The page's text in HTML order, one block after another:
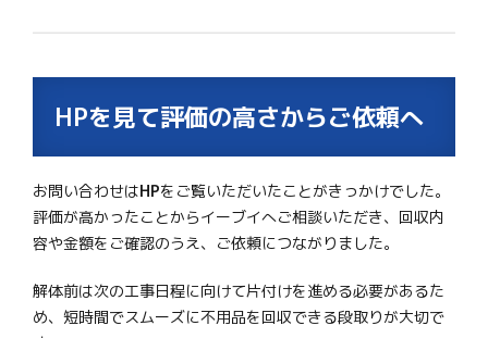
HPを見て評価の高さからご依頼へ
お問い合わせはHPをご覧いただいたことがきっかけでした。
評価が高かったことからイーブイへご相談いただき、回収内
容や金額をご確認のうえ、ご依頼につながりました。
解体前は次の工事日程に向けて片付けを進める必要があるた
め、短時間でスムーズに不用品を回収できる段取りが大切で